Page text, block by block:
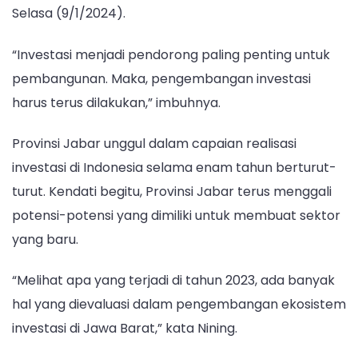
Selasa (9/1/2024).
“Investasi menjadi pendorong paling penting untuk
pembangunan. Maka, pengembangan investasi
harus terus dilakukan,” imbuhnya.
Provinsi Jabar unggul dalam capaian realisasi
investasi di Indonesia selama enam tahun berturut-
turut. Kendati begitu, Provinsi Jabar terus menggali
potensi-potensi yang dimiliki untuk membuat sektor
yang baru.
“Melihat apa yang terjadi di tahun 2023, ada banyak
hal yang dievaluasi dalam pengembangan ekosistem
investasi di Jawa Barat,” kata Nining.